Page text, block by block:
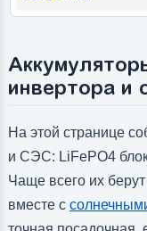
инвертора и
На этой странице
и СЭС: LiFePO4
Чаще всего их берут
вместе с